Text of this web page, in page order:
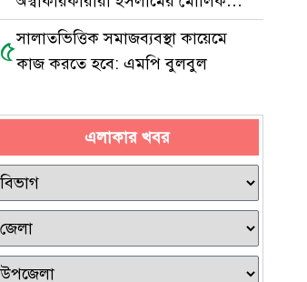
আকিদাচ্যুত
৫সালাতভিত্তিক সমাজব্যবস্থা কায়েমে
কাজ করতে হবে: এমপি বুলবুল
এলাকার খবর